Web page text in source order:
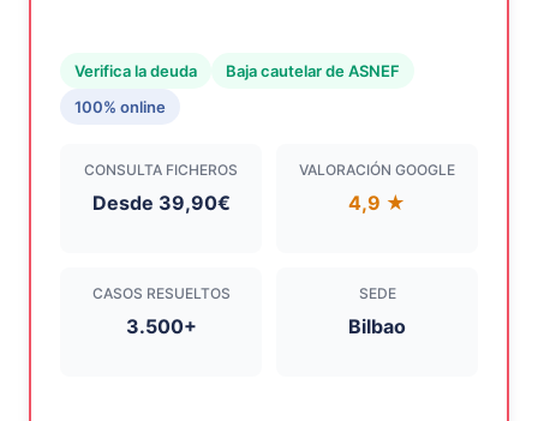
Verifica la deuda
Baja cautelar de ASNEF
100% online
CONSULTA FICHEROS
Desde 39,90€
VALORACIÓN GOOGLE
4,9 ★
CASOS RESUELTOS
3.500+
SEDE
Bilbao